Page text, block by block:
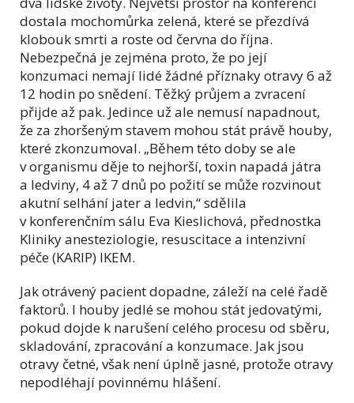
dostala mochomůrka zelená, které se přezdívá
klobouk smrti a roste od června do října.
Nebezpečná je zejména proto, že po její
konzumaci nemají lidé žádné příznaky otravy 6 až
12 hodin po snědení. Těžký průjem a zvracení
přijde až pak. Jedince už ale nemusí napadnout,
že za zhoršeným stavem mohou stát právě houby,
které zkonzumoval. „Během této doby se ale
v organismu děje to nejhorší, toxin napadá játra
a ledviny, 4 až 7 dnů po požití se může rozvinout
akutní selhání jater a ledvin,“ sdělila
v konferenčním sálu Eva Kieslichová, přednostka
Kliniky anesteziologie, resuscitace a intenzivní
péče (KARIP) IKEM.
Jak otrávený pacient dopadne, záleží na celé řadě
faktorů. I houby jedlé se mohou stát jedovatými,
pokud dojde k narušení celého procesu od sběru,
skladování, zpracování a konzumace. Jak jsou
otravy četné, však není úplně jasné, protože otravy
nepodléhají povinnému hlášení.